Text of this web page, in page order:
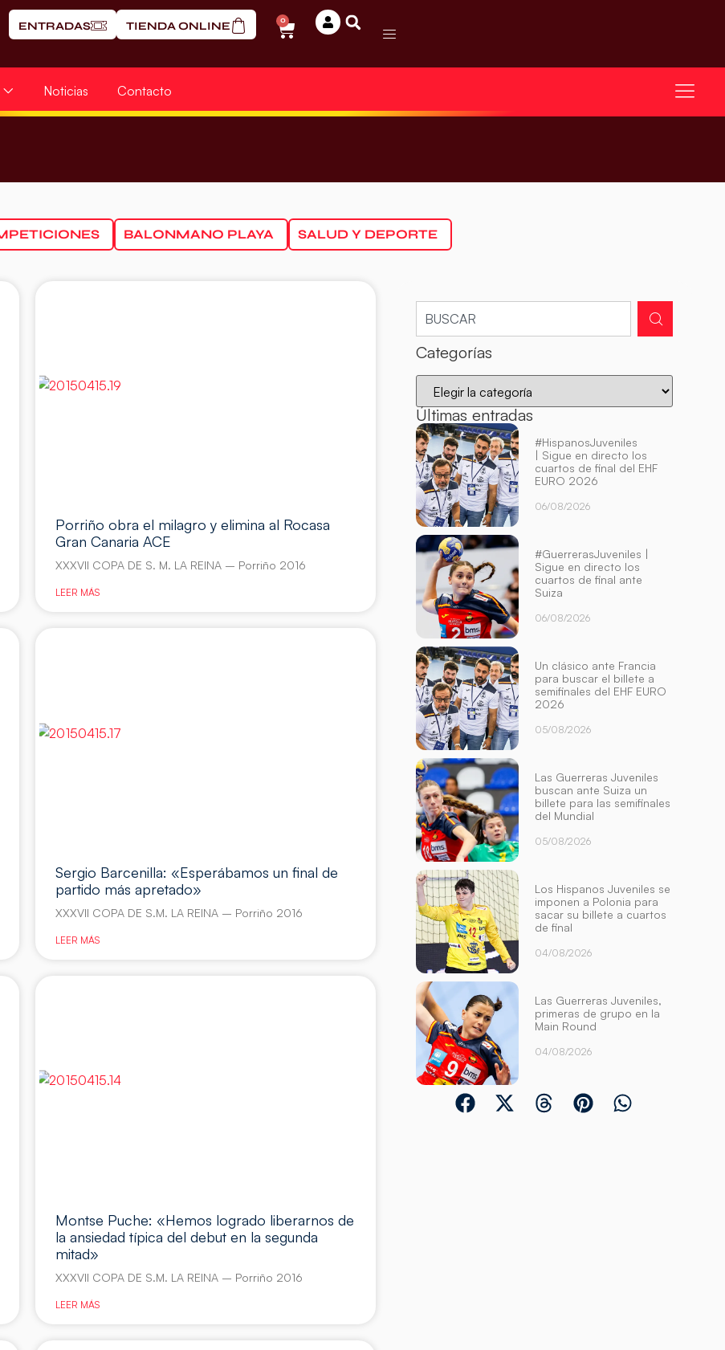
ENTRADAS TIENDA ONLINE 0
Noticias Contacto
BALONMANO PLAYA SALUD Y DEPORTE
Porriño obra el milagro y elimina al Rocasa
Gran Canaria ACE
XXXVII COPA DE S. M. LA REINA – Porriño 2016
LEER MÁS
Sergio Barcenilla: «Esperábamos un final de
partido más apretado»
XXXVII COPA DE S.M. LA REINA – Porriño 2016
LEER MÁS
Montse Puche: «Hemos logrado liberarnos de
la ansiedad típica del debut en la segunda
mitad»
XXXVII COPA DE S.M. LA REINA – Porriño 2016
LEER MÁS
Categorías
Últimas entradas
#HispanosJuveniles
| Sigue en directo los
cuartos de final del EHF
EURO 2026
06/08/2026
#GuerrerasJuveniles |
Sigue en directo los
cuartos de final ante
Suiza
06/08/2026
Un clásico ante Francia
para buscar el billete a
semifinales del EHF EURO
2026
05/08/2026
Las Guerreras Juveniles
buscan ante Suiza un
billete para las semifinales
del Mundial
05/08/2026
Los Hispanos Juveniles se
imponen a Polonia para
sacar su billete a cuartos
de final
04/08/2026
Las Guerreras Juveniles,
primeras de grupo en la
Main Round
04/08/2026